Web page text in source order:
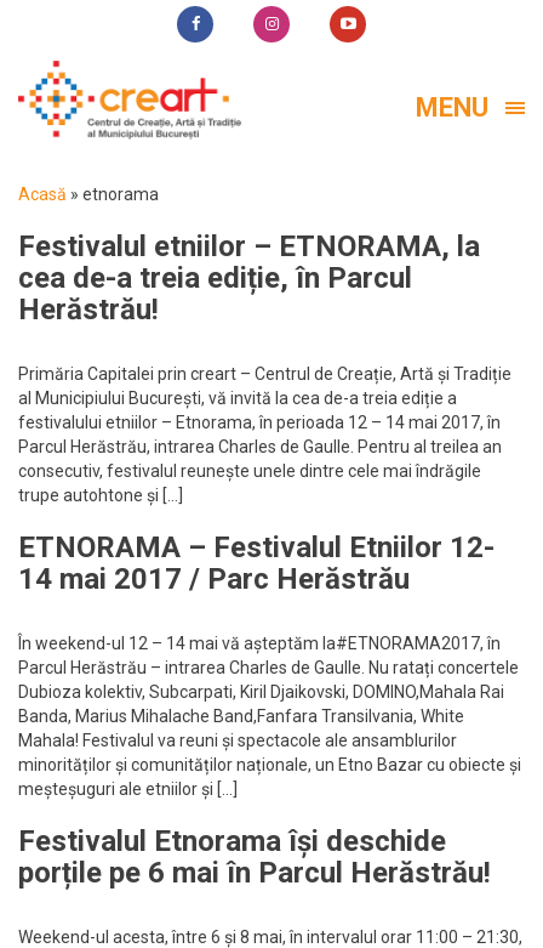
MENU
Acasă » etnorama
Festivalul etniilor – ETNORAMA, la
cea de-a treia ediție, în Parcul
Herăstrău!
Primăria Capitalei prin creart – Centrul de Creație, Artă și Tradiție
al Municipiului București, vă invită la cea de-a treia ediție a
festivalului etniilor – Etnorama, în perioada 12 – 14 mai 2017, în
Parcul Herăstrău, intrarea Charles de Gaulle. Pentru al treilea an
consecutiv, festivalul reunește unele dintre cele mai îndrăgile
trupe autohtone și […]
ETNORAMA – Festivalul Etniilor 12-
14 mai 2017 / Parc Herăstrău
În weekend-ul 12 – 14 mai vă așteptăm la#ETNORAMA2017, în
Parcul Herăstrău – intrarea Charles de Gaulle. Nu ratați concertele
Dubioza kolektiv, Subcarpati, Kiril Djaikovski, DOMINO,Mahala Rai
Banda, Marius Mihalache Band,Fanfara Transilvania, White
Mahala! Festivalul va reuni și spectacole ale ansamblurilor
minorităților și comunităților naționale, un Etno Bazar cu obiecte și
meșteșuguri ale etniilor și […]
Festivalul Etnorama își deschide
porțile pe 6 mai în Parcul Herăstrău!
Weekend-ul acesta, între 6 și 8 mai, în intervalul orar 11:00 – 21:30,